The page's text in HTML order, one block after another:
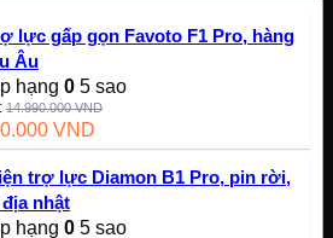
lực gấp gọn Favoto F1 Pro, hàng
Âu
hạng 0 5 sao
14.990.000VND
VND
trợ lực Diamon B1 Pro, pin rời,
nhật
hạng 0 5 sao